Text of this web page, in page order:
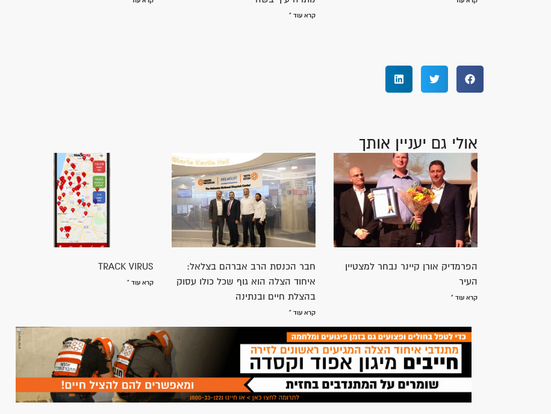
קרא עוד »
בעלי הכשרה רפואית, מעוניינים להצטרף להתנדבות באיחוד הצלה
הצטרפו עכשיו >>
יום יום אנחנו פועלים מתוך הבנה שזמן שווה חיים זה הזמן